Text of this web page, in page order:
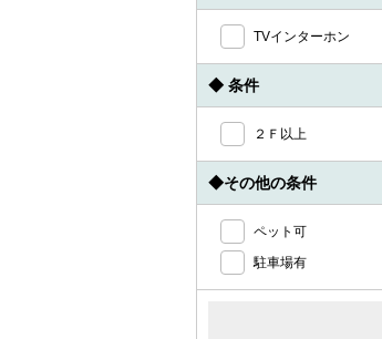
TVインターホン
◆ 条件
２Ｆ以上
◆その他の条件
ペット可
駐車場有